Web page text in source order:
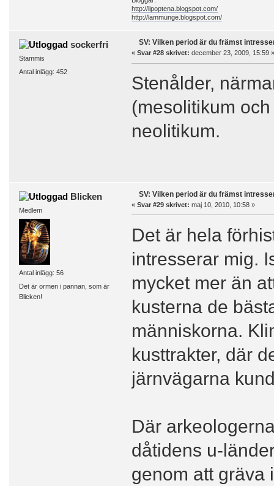
http://lipoptena.blogspot.com/
http://lammunge.blogspot.com/
sockerfri
Stammis
Antal inlägg: 452
SV: Vilken period är du främst
« Svar #28 skrivet: december 23, 2009, 15:59 »
Stenålder,
(mesolitikum
neolitikum.
Blicken
Medlem
Antal inlägg: 56
Det är ormen i pannan, som är
Blicken!
SV: Vilken period är du främst
« Svar #29 skrivet: maj 10, 2010, 10:58 »
Det är hela
intresserar mig.
mycket mer än
kusterna de
människorna.
kusttrakter, där
järnvägarna
Där
dåtidens u-
genom att gräva